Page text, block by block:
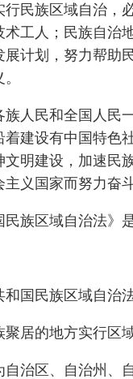
族区域自治，必
工人；民族自治
计划，努力帮助
民和全国人民一
建设有中国特色
明建设，加速民
义国家而努力奋
区域自治法》
和国民族区域自治
聚居的地方实行区
治区、自治州、